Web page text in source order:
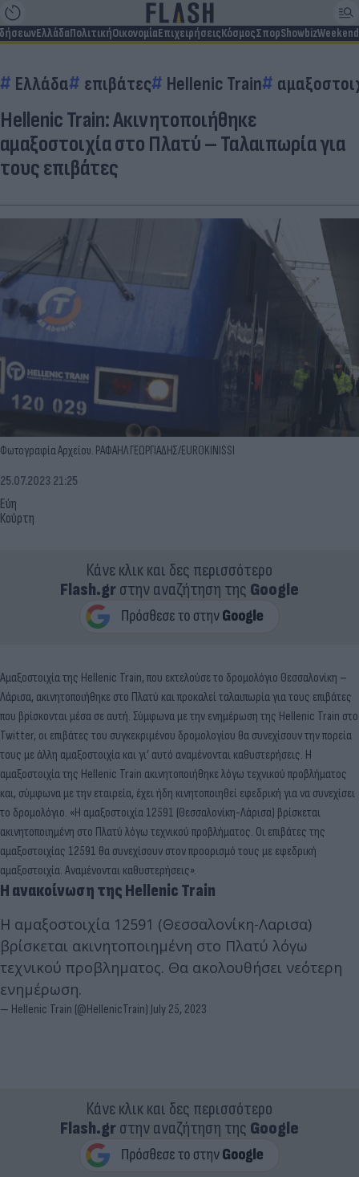
ΕλλάδαΠολιτικήΟικονομίαΕπιχειρήσειςΚόσμοςΣπορShowbizWeekend
Ελλάδα επιβάτες Hellenic Train
Hellenic Train: Ακινητοποιήθηκε
αμαξοστοιχία στο Πλατύ – Ταλαιπωρία για
τους επιβάτες
Φωτογραφία Αρχείου. ΡΑΦΑΗΛ ΓΕΩΡΓΙΑΔΗΣ/EUROKINISSI
Εύη
Κούρτη
25.07.2023 21:25
Κάνε κλικ και δες περισσότερο
Flash.grστην αναζήτηση της Google
Αμαξοστοιχία της Hellenic Train, που εκτελούσε το δρομολόγιο Θεσσαλονίκη –
Λάρισα, ακινητοποιήθηκε στο Πλατύ και προκαλεί ταλαιπωρία για τους επιβάτες
που βρίσκονται μέσα σε αυτή. Σύμφωνα με την ενημέρωση της Hellenic Train στο
Twitter, οι επιβάτες του συγκεκριμένου δρομολογίου θα συνεχίσουν την πορεία
τους με άλλη αμαξοστοιχία και γι’ αυτό αναμένονται καθυστερήσεις. Η
αμαξοστοιχία της Hellenic Train ακινητοποιήθηκε λόγω τεχνικού προβλήματος
και, σύμφωνα με την εταιρεία, έχει ήδη κινητοποιηθεί εφεδρική για να συνεχίσει
το δρομολόγιο. «Η αμαξοστοιχία 12591 (Θεσσαλονίκη-Λάρισα) βρίσκεται
ακινητοποιημένη στο Πλατύ λόγω τεχνικού προβλήματος. Οι επιβάτες της
αμαξοστοιχίας 12591 θα συνεχίσουν στον προορισμό τους με εφεδρική
αμαξοστοιχία. Αναμένονται καθυστερήσεις».
Η ανακοίνωση της Hellenic Train
Η αμαξοστοιχία 12591 (Θεσσαλονίκη-Λαρισα)
βρίσκεται ακινητοποιημένη στο Πλατύ λόγω
τεχνικού προβληματος. Θα ακολουθήσει νεότερη
ενημέρωση.
— Hellenic Train (@HellenicTrain) July 25, 2023
Κάνε κλικ και δες περισσότερο
Flash.grστην αναζήτηση της Google